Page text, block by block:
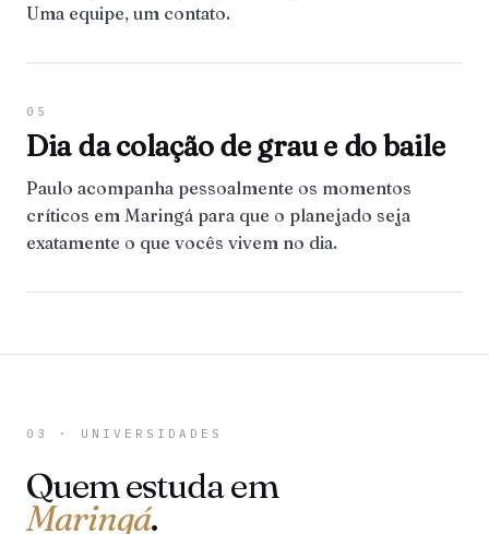
Uma equipe, um contato.
05
Dia da colação de grau e do baile
Paulo acompanha pessoalmente os momentos
críticos em Maringá para que o planejado seja
exatamente o que vocês vivem no dia.
03 · UNIVERSIDADES
Quem estuda em
Maringá.